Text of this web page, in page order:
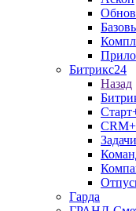
Битрикс24
Назад
CRM+
Гарда